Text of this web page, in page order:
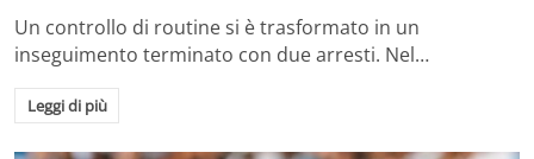
Un controllo di routine si è trasformato in un
inseguimento terminato con due arresti. Nel…
Leggi di più